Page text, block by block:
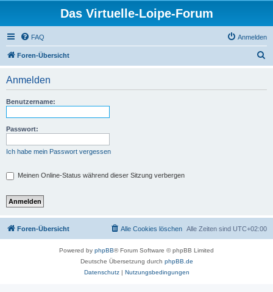
Das Virtuelle-Loipe-Forum
FAQ Anmelden
Foren-Übersicht
Anmelden
Benutzername:
Passwort:
Ich habe mein Passwort vergessen
Meinen Online-Status während dieser Sitzung verbergen
Foren-Übersicht Alle Zeiten sind UTC+02:00
Alle Cookies löschen
Powered by phpBB® Forum Software © phpBB Limited
Deutsche Übersetzung durch phpBB.de
Datenschutz| Nutzungsbedingungen